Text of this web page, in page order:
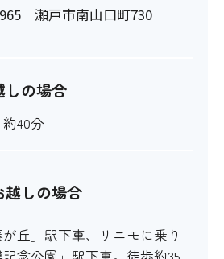
瀬戸市南山口町730
しの場合
約40分
越しの場合
丘」駅下車、リニモに乗り